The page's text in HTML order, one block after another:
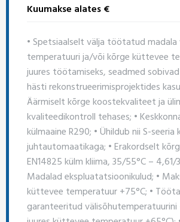
Kuumakse alates €
• Spetsiaalselt välja töötatud madala
temperatuuri ja/või kõrge küttevee
juures töötamiseks, seadmed
hästi rekonstrueerimisprojektides
Äärmiselt kõrge koostekvaliteet ja
kvaliteedikontroll tehases; •
külmaaine R290; • Ühildub nii S-seeria
juhtautomaatikaga; • Erakordselt
EN14825 külm kliima, 35/55°C – 4,61/
Madalad ekspluatatsioonikulud; •
küttevee temperatuur +75°C; •
garanteeritud välisõhutemperatuurini